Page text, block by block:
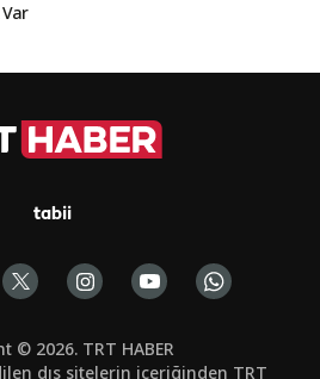
tabii
© 2026. TRT HABER
dış sitelerin içeriğinden TRT